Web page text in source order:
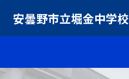
安曇野市立堀金中学校